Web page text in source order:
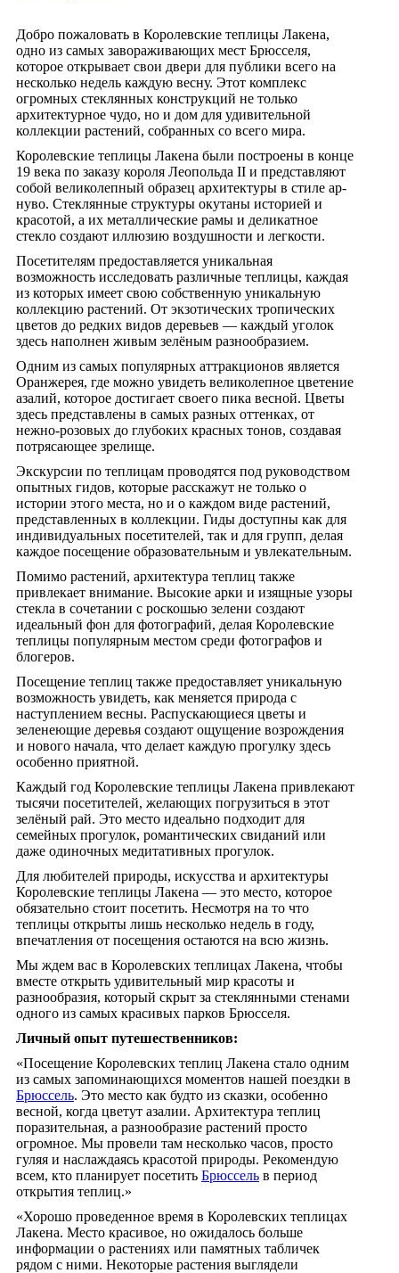
Добро пожаловать в Королевские теплицы Лакена,
одно из самых завораживающих мест Брюсселя,
которое открывает свои двери для публики всего на
несколько недель каждую весну. Этот комплекс
огромных стеклянных конструкций не только
архитектурное чудо, но и дом для удивительной
коллекции растений, собранных со всего мира.
Королевские теплицы Лакена были построены в конце
19 века по заказу короля Леопольда II и представляют
собой великолепный образец архитектуры в стиле ар-
нуво. Стеклянные структуры окутаны историей и
красотой, а их металлические рамы и деликатное
стекло создают иллюзию воздушности и легкости.
Посетителям предоставляется уникальная
возможность исследовать различные теплицы, каждая
из которых имеет свою собственную уникальную
коллекцию растений. От экзотических тропических
цветов до редких видов деревьев — каждый уголок
здесь наполнен живым зелёным разнообразием.
Одним из самых популярных аттракционов является
Оранжерея, где можно увидеть великолепное цветение
азалий, которое достигает своего пика весной. Цветы
здесь представлены в самых разных оттенках, от
нежно-розовых до глубоких красных тонов, создавая
потрясающее зрелище.
Экскурсии по теплицам проводятся под руководством
опытных гидов, которые расскажут не только о
истории этого места, но и о каждом виде растений,
представленных в коллекции. Гиды доступны как для
индивидуальных посетителей, так и для групп, делая
каждое посещение образовательным и увлекательным.
Помимо растений, архитектура теплиц также
привлекает внимание. Высокие арки и изящные узоры
стекла в сочетании с роскошью зелени создают
идеальный фон для фотографий, делая Королевские
теплицы популярным местом среди фотографов и
блогеров.
Посещение теплиц также предоставляет уникальную
возможность увидеть, как меняется природа с
наступлением весны. Распускающиеся цветы и
зеленеющие деревья создают ощущение возрождения
и нового начала, что делает каждую прогулку здесь
особенно приятной.
Каждый год Королевские теплицы Лакена привлекают
тысячи посетителей, желающих погрузиться в этот
зелёный рай. Это место идеально подходит для
семейных прогулок, романтических свиданий или
даже одиночных медитативных прогулок.
Для любителей природы, искусства и архитектуры
Королевские теплицы Лакена — это место, которое
обязательно стоит посетить. Несмотря на то что
теплицы открыты лишь несколько недель в году,
впечатления от посещения остаются на всю жизнь.
Мы ждем вас в Королевских теплицах Лакена, чтобы
вместе открыть удивительный мир красоты и
разнообразия, который скрыт за стеклянными стенами
одного из самых красивых парков Брюсселя.
Личный опыт путешественников:
«Посещение Королевских теплиц Лакена стало одним
из самых запоминающихся моментов нашей поездки в
Брюссель. Это место как будто из сказки, особенно
весной, когда цветут азалии. Архитектура теплиц
поразительная, а разнообразие растений просто
огромное. Мы провели там несколько часов, просто
гуляя и наслаждаясь красотой природы. Рекомендую
всем, кто планирует посетить Брюссель в период
открытия теплиц.»
«Хорошо проведенное время в Королевских теплицах
Лакена. Место красивое, но ожидалось больше
информации о растениях или памятных табличек
рядом с ними. Некоторые растения выглядели